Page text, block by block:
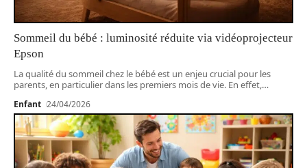
Sommeil du bébé : luminosité réduite via vidéoprojecteur
Epson
La qualité du sommeil chez le bébé est un enjeu crucial pour les
parents, en particulier dans les premiers mois de vie. En effet,…
Enfant 24/04/2026